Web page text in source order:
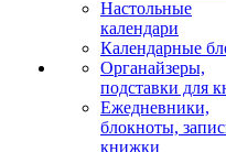
Настольные
календари
Календарные
Органайзеры,
подставки для
Ежедневники,
блокноты,
книжки